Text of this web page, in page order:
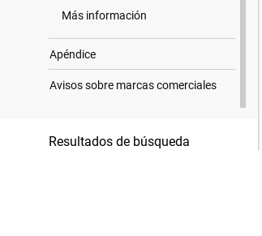
Más información
Apéndice
Avisos sobre marcas comerciales
Resultados de búsqueda